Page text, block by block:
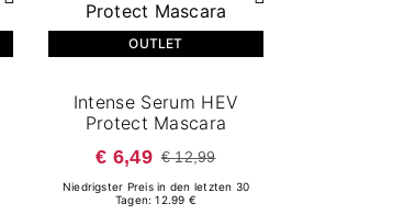
OUTLET
Intense Serum HEV
Protect Mascara
€ 6,49 € 12,99
Niedrigster Preis in den letzten 30
Tagen: 12.99 €